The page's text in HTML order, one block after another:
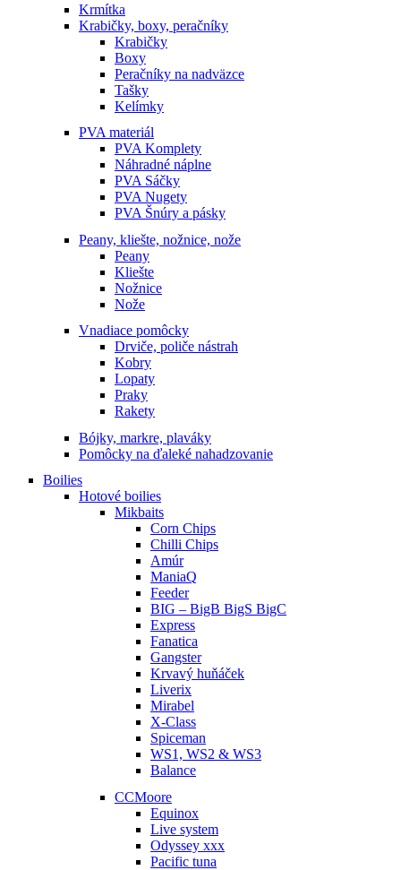
Krmítka
Krabičky, boxy, peračníky
Krabičky
Boxy
Peračníky na nadväzce
Tašky
Kelímky
PVA materiál
PVA Komplety
Náhradné náplne
PVA Sáčky
PVA Nugety
PVA Šnúry a pásky
Peany, kliešte, nožnice, nože
Peany
Kliešte
Nožnice
Nože
Vnadiace pomôcky
Drviče, poliče nástrah
Kobry
Lopaty
Praky
Rakety
Bójky, markre, plaváky
Pomôcky na ďaleké nahadzovanie
Boilies
Hotové boilies
Mikbaits
Corn Chips
Chilli Chips
Amúr
ManiaQ
Feeder
BIG – BigB BigS BigC
Express
Fanatica
Gangster
Krvavý huňáček
Liverix
Mirabel
X-Class
Spiceman
WS1, WS2 & WS3
Balance
CCMoore
Equinox
Live system
Odyssey xxx
Pacific tuna